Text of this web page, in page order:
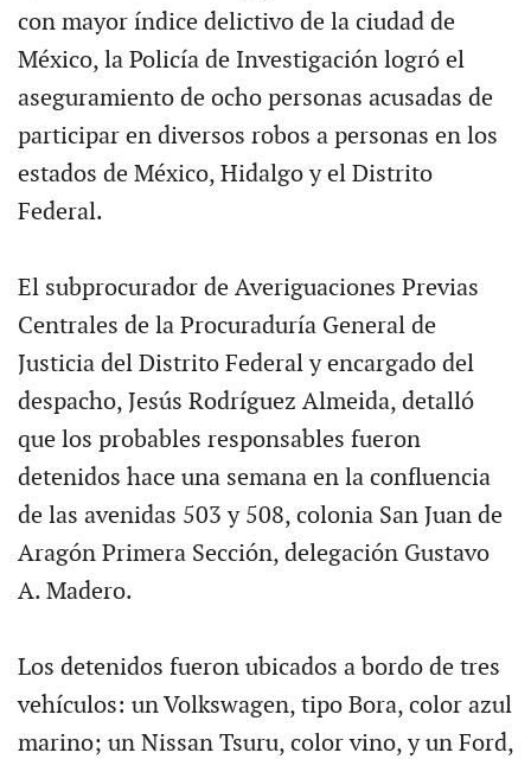
con mayor índice delictivo de la ciudad de
México, la Policía de Investigación logró el
aseguramiento de ocho personas acusadas de
participar en diversos robos a personas en los
estados de México, Hidalgo y el Distrito
Federal.
El subprocurador de Averiguaciones Previas
Centrales de la Procuraduría General de
Justicia del Distrito Federal y encargado del
despacho, Jesús Rodríguez Almeida, detalló
que los probables responsables fueron
detenidos hace una semana en la confluencia
de las avenidas 503 y 508, colonia San Juan de
Aragón Primera Sección, delegación Gustavo
A. Madero.
Los detenidos fueron ubicados a bordo de tres
vehículos: un Volkswagen, tipo Bora, color azul
marino; un Nissan Tsuru, color vino, y un Ford,